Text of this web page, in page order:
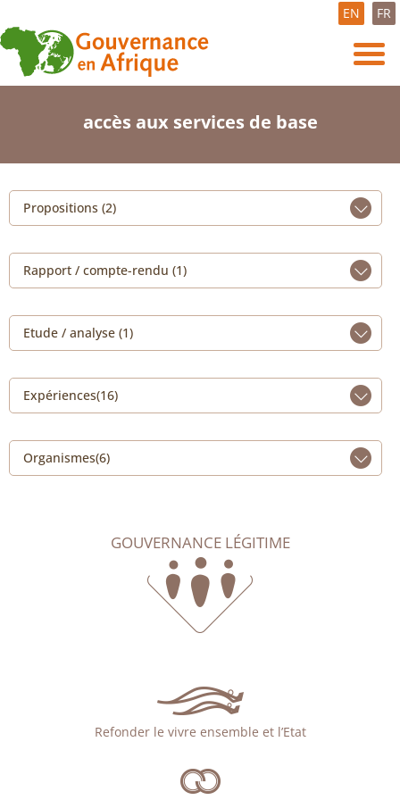
EN FR
accès aux services de base
Propositions (2)
Rapport / compte-rendu (1)
Etude / analyse (1)
Expériences(16)
Organismes(6)
GOUVERNANCE LÉGITIME
Refonder le vivre ensemble et l’Etat